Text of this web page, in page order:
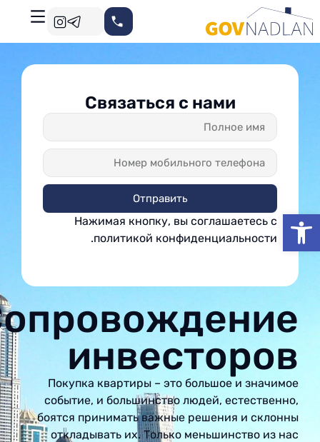
פתח סרגל נגישות
инвесторов
Покупка квартиры – это большое и значимое
событие, и большинство людей, естественно,
боятся принимать важные решения и склонны
откладывать их. Только меньшинство из нас
Связаться с нами
Отправить
Нажимая кнопку, вы соглашаетесь с
политикой конфиденциальности.